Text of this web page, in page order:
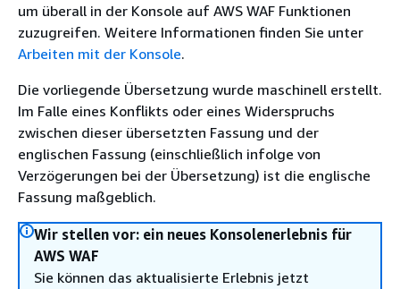
um überall in der Konsole auf AWS WAF Funktionen
zuzugreifen. Weitere Informationen finden Sie unter
Arbeiten mit der Konsole.
Die vorliegende Übersetzung wurde maschinell erstellt.
Im Falle eines Konflikts oder eines Widerspruchs
zwischen dieser übersetzten Fassung und der
englischen Fassung (einschließlich infolge von
Verzögerungen bei der Übersetzung) ist die englische
Fassung maßgeblich.
Wir stellen vor: ein neues Konsolenerlebnis für
AWS WAF
Sie können das aktualisierte Erlebnis jetzt